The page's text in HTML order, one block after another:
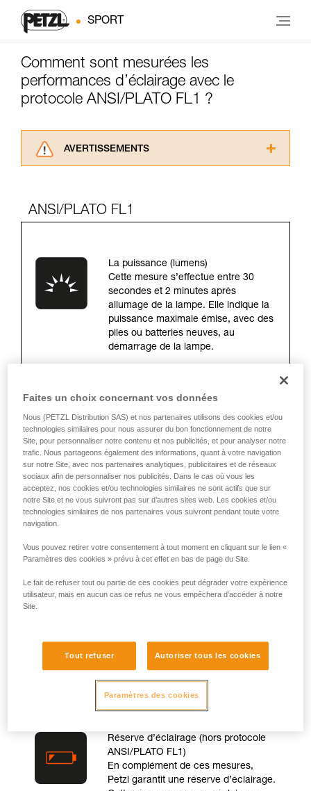
SPORT
Comment sont mesurées les
performances d’éclairage avec le
protocole ANSI/PLATO FL1 ?
AVERTISSEMENTS
consulter. Vous devez avoir compris les
informations de la notice technique pour
Maîtriser ces techniques nécessite une
formation et un entraînement spécifique. Validez
avec un professionnel votre capacité à refaire
la manipulation, seul, en toute sécurité, avant
de la reproduire en autonomie.
Nous donnons des exemples de techniques
liées à votre activité. Il peut en exister d’autres
ANSI/PLATO FL1
La puissance (lumens)
Cette mesure s’effectue entre 30
secondes et 2 minutes après
allumage de la lampe. Elle indique la
puissance maximale émise, avec des
piles ou batteries neuves, au
démarrage de la lampe.
La distance d’éclairage (mètres)
la lampe et l’endroit où il ne reste que
0,25 lux d’éclairement. La mesure est
faite à l’allumage avec des piles ou
batteries neuves. La distance
d’éclairage dépend directement de la
puissance d’éclairage, mais surtout
de la forme du faisceau.
L’autonomie (heures)
Elle correspond à la durée pendant
se mesure à partir de 30 secondes
Réserve d’éclairage (hors protocole
ANSI/PLATO FL1)
En complément de ces mesures,
Petzl garantit une réserve d’éclairage.
Faites un choix concernant vos données
Nous (PETZL Distribution SAS) et nos partenaires utilisons des cookies et/ou
technologies similaires pour nous assurer du bon fonctionnement de notre
Site, pour personnaliser notre contenu et nos publicités, et pour analyser notre
trafic. Nous partageons également des informations, quant à votre navigation
sur notre Site, avec nos partenaires analytiques, publicitaires et de réseaux
sociaux afin de personnaliser nos publicités. Dans le cas où vous les
acceptez, nos cookies et/ou technologies similaires ne sont actifs que sur
notre Site et ne vous suivront pas sur d’autres sites web. Les cookies et/ou
technologies similaires de nos partenaires vous suivront pendant toute votre
navigation.
Vous pouvez retirer votre consentement à tout moment en cliquant sur le lien «
Paramètres des cookies » prévu à cet effet en bas de page du Site.
Le fait de refuser tout ou partie de ces cookies peut dégrader votre expérience
utilisateur, mais en aucun cas ce refus ne vous empêchera d’accéder à notre
Site.
Tout refuser Autoriser tous les cookies
Paramètres des cookies